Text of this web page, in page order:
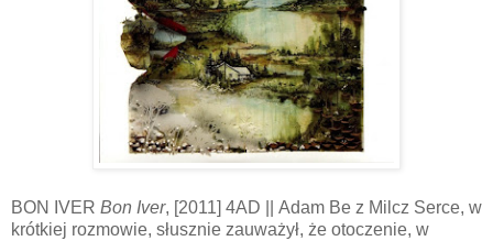
BON IVER Bon Iver, [2011] 4AD || Adam Be z Milcz Serce, w
krótkiej rozmowie, słusznie zauważył, że otoczenie, w